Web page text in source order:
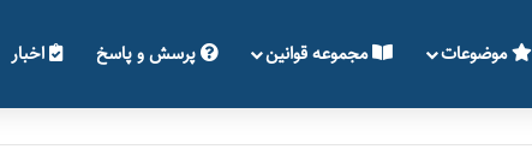
موضوعات مجموعه قوانین پرسش و پاسخ اخبار